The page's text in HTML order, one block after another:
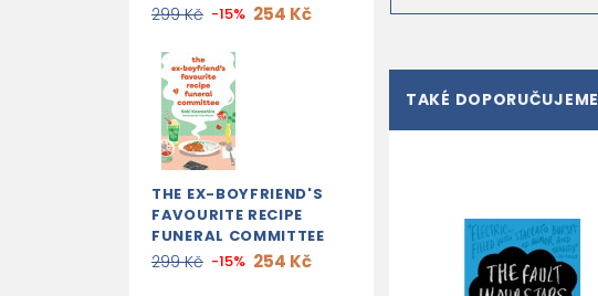
299 Kč -15% 254 Kč
THE EX-BOYFRIEND'S
FAVOURITE RECIPE
FUNERAL COMMITTEE
299 Kč -15% 254 Kč
TAKÉ DOPORUČUJEME